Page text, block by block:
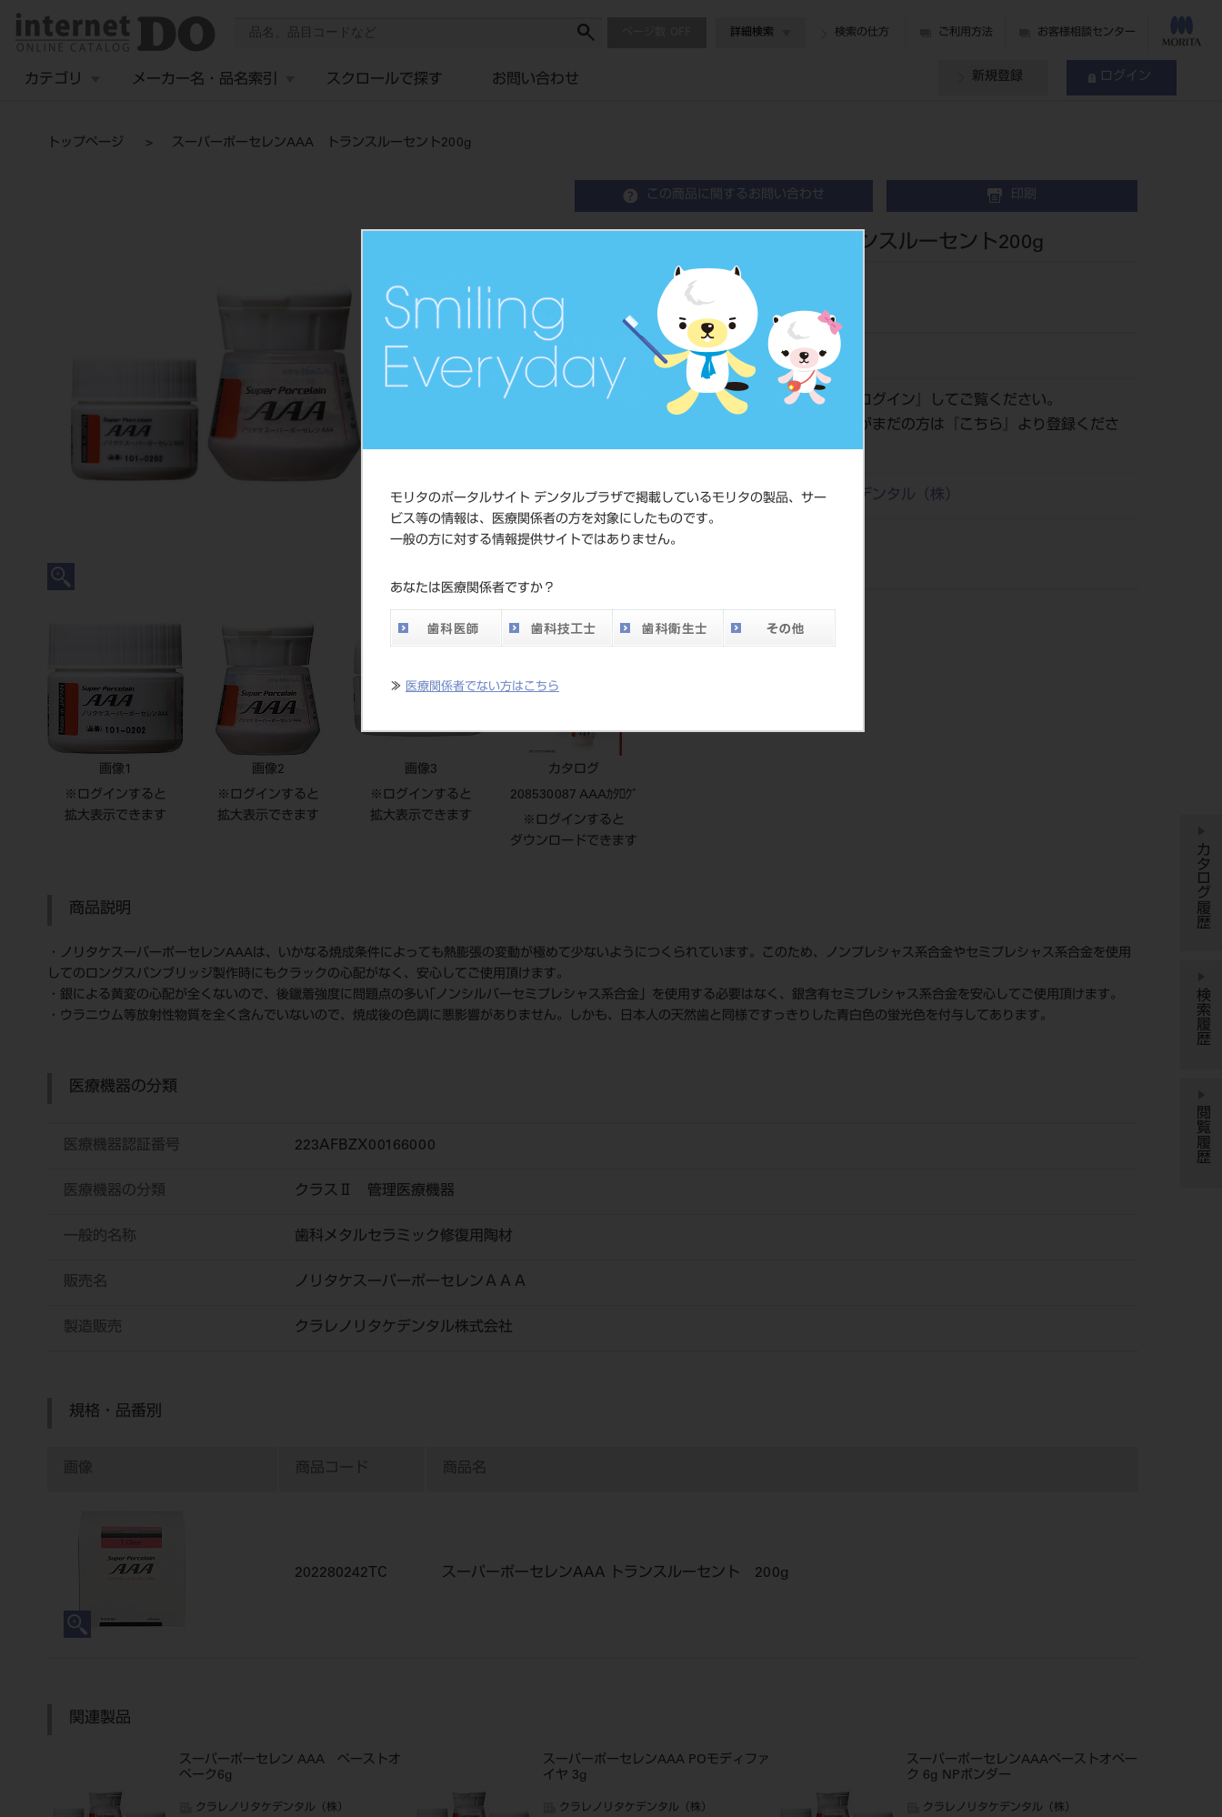
モリタのポータルサイト デンタルプラザで掲載しているモリタの製品、サー
ビス等の情報は、医療関係者の方を対象にしたものです。
一般の方に対する情報提供サイトではありません。
あなたは医療関係者ですか？
≫ 医療関係者でない方はこちら
詳細検索 検索の仕方 ご利用方法 お客様相談センター
カテゴリ メーカー名・品名索引 スクロールで探す お問い合わせ 新規登録 ログイン
トップページ スーパーポーセレンAAA トランスルーセント200g
この商品に関するお問い合わせ 印刷
スーパーポーセレンAAA トランスルーセント200g
Dental Porcelain
歯科メタルセラミック修復用陶材
品目コード 202280242
価格の確認は『 ログイン 』してご覧ください。
ネット会員登録がまだの方は『
こちら
』より登録くださ
い。
メーカー クラレノリタケデンタル（株）
DO vol.26 掲載ペー
画像1
※ログインすると
拡大表示できます
画像2
※ログインすると
拡大表示できます
画像3
※ログインすると
拡大表示できます
カタログ
208530087 AAAｶﾀﾛｸﾞ
※ログインすると
ダウンロードできます
商品説明
・ノリタケスーパーポーセレンAAAは、いかなる焼成条件によっても熱膨張の変動が極めて少ないようにつくられています。このため、ノンプレシャス系合金やセミプレシャス系合金を使用
してのロングスパンブリッジ製作時にもクラックの心配がなく、安心してご使用頂けます。
・銀による黄変の心配が全くないので、後鑞着強度に問題点の多い｢ノンシルバーセミプレシャス系合金」を使用する必要はなく、銀含有セミプレシャス系合金を安心してご使用頂けます。
・ウラニウム等放射性物質を全く含んでいないので、焼成後の色調に悪影響がありません。しかも、日本人の天然歯と同様ですっきりした青白色の蛍光色を付与してあります。
医療機器の分類
医療機器認証番号 223AFBZX00166000
医療機器の分類 クラスⅡ 管理医療機器
一般的名称 歯科メタルセラミック修復用陶材
販売名 ノリタケスーパーポーセレンＡＡＡ
製造販売 クラレノリタケデンタル株式会社
規格・品番別
画像 商品コード 商品名
202280242TC スーパーポーセレンAAA トランスルーセント 200g
関連製品
スーパーポーセレン AAA ペーストオ
ペーク6g
クラレノリタケデンタル（株）
スーパーポーセレンAAA POモディファ
イヤ 3g
クラレノリタケデンタル（株）
スーパーポーセレンAAAペーストオペー
ク 6g NPボンダー
クラレノリタケデンタル（株）
カタログ履歴
検索履歴
閲覧履歴